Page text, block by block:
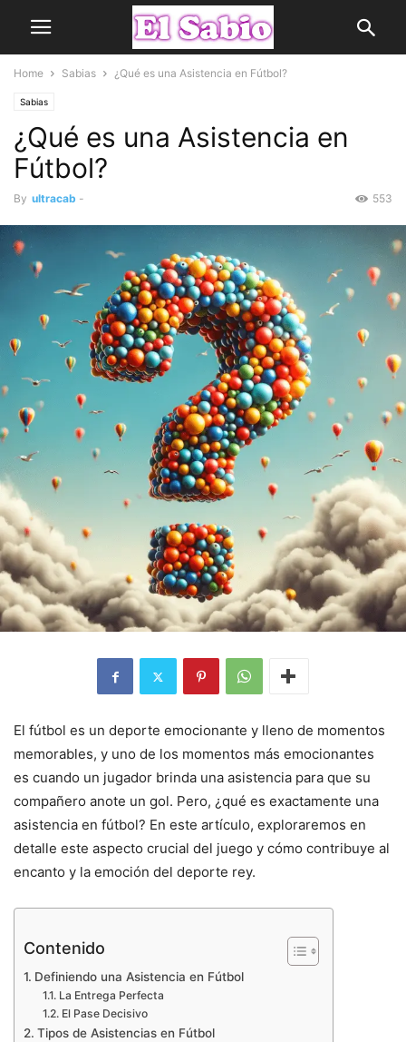
Home Sabias ¿Qué es una Asistencia en Fútbol?
Sabias
¿Qué es una Asistencia en
Fútbol?
By ultracab - 553
El fútbol es un deporte emocionante y lleno de momentos
memorables, y uno de los momentos más emocionantes
es cuando un jugador brinda una asistencia para que su
compañero anote un gol. Pero, ¿qué es exactamente una
asistencia en fútbol? En este artículo, exploraremos en
detalle este aspecto crucial del juego y cómo contribuye al
encanto y la emoción del deporte rey.
Contenido
Definiendo una Asistencia en Fútbol
La Entrega Perfecta
El Pase Decisivo
Tipos de Asistencias en Fútbol